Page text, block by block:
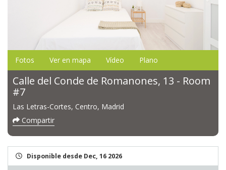
Fotos Ver en mapa Vídeo Plano
Calle del Conde de Romanones, 13 - Room
#7
Las Letras-Cortes, Centro, Madrid
Compartir
Disponible desde Dec, 16 2026